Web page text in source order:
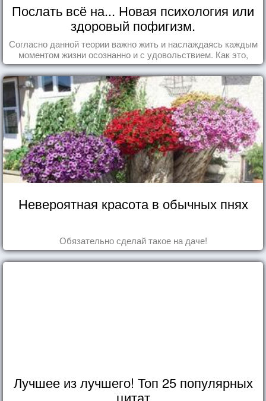
Послать всё на... Новая психология или
здоровый пофигизм.
Согласно данной теории важно жить и наслаждаясь каждым
моментом жизни осознанно и с удовольствием. Как это,
попробуем разобраться на реальных примерах.
Невероятная красота в обычных пнях
Обязательно сделай такое на даче!
Лучшее из лучшего! Топ 25 популярных
цитат